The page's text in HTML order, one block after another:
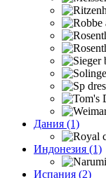
Дания (1)
Индонезия (1)
Испания (2)